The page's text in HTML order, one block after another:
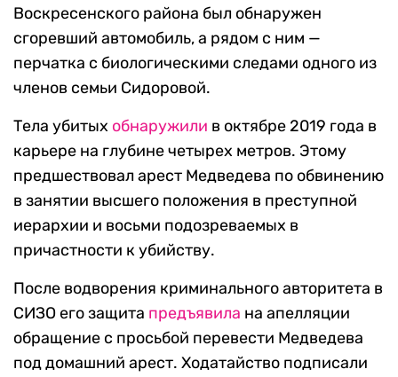
Воскресенского района был обнаружен
сгоревший автомобиль, а рядом с ним —
перчатка с биологическими следами одного из
членов семьи Сидоровой.
Тела убитых обнаружили в октябре 2019 года в
карьере на глубине четырех метров. Этому
предшествовал арест Медведева по обвинению
в занятии высшего положения в преступной
иерархии и восьми подозреваемых в
причастности к убийству.
После водворения криминального авторитета в
СИЗО его защита предъявила на апелляции
обращение с просьбой перевести Медведева
под домашний арест. Ходатайство подписали